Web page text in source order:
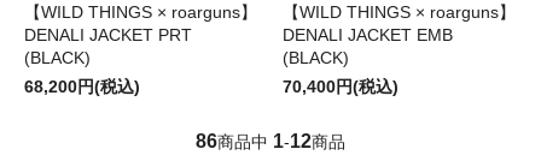
【WILD THINGS × roarguns】
DENALI JACKET PRT
(BLACK)
68,200円(税込)
【WILD THINGS × roarguns】
DENALI JACKET EMB
(BLACK)
70,400円(税込)
86商品中 1-12商品